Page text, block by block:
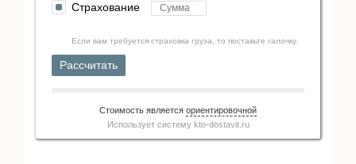
Страхование
Если вам требуется страховка груза, то поставьте галочку.
Рассчитать
Стоимость является ориентировочной
Использует систему kto-dostavit.ru